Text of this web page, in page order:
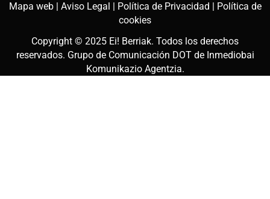
Mapa web | Aviso Legal | Política de Privacidad |
Política de
cookies
Copyright © 2025 Ei! Berriak. Todos los derechos
reservados. Grupo de Comunicación DOT de Inmediobai
Komunikazio Agentzia.